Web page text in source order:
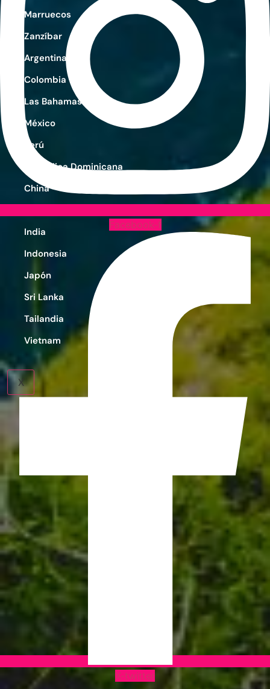
Marruecos
Zanzíbar
Argentina
Colombia
Las Bahamas
México
Perú
República Dominicana
China
India
Indonesia
Japón
Sri Lanka
Tailandia
Vietnam
X
Facebook-f
X-twitter